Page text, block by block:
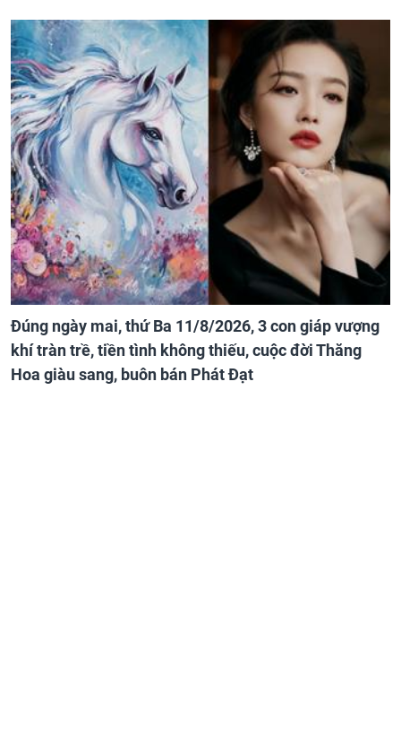
Đúng ngày mai, thứ Ba 11/8/2026, 3 con giáp vượng
khí tràn trề, tiền tình không thiếu, cuộc đời Thăng
Hoa giàu sang, buôn bán Phát Đạt